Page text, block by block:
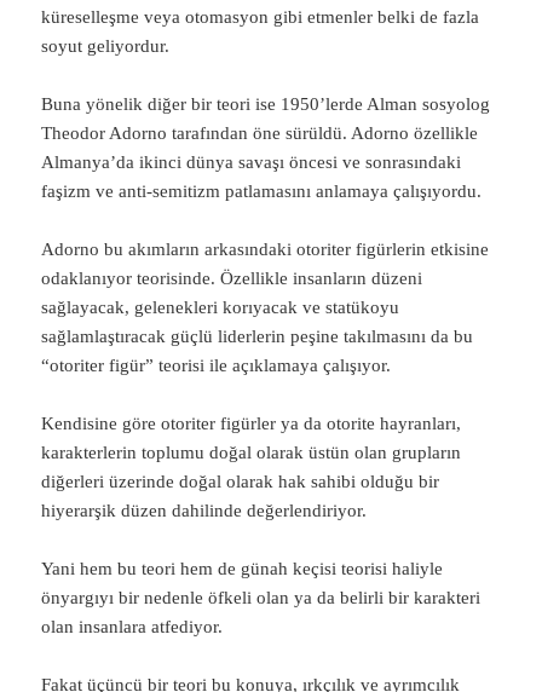
küreselleşme veya otomasyon gibi etmenler belki de fazla
soyut geliyordur.
Buna yönelik diğer bir teori ise 1950’lerde Alman sosyolog
Theodor Adorno tarafından öne sürüldü. Adorno özellikle
Almanya’da ikinci dünya savaşı öncesi ve sonrasındaki
faşizm ve anti-semitizm patlamasını anlamaya çalışıyordu.
Adorno bu akımların arkasındaki otoriter figürlerin etkisine
odaklanıyor teorisinde. Özellikle insanların düzeni
sağlayacak, gelenekleri korıyacak ve statükoyu
sağlamlaştıracak güçlü liderlerin peşine takılmasını da bu
“otoriter figür” teorisi ile açıklamaya çalışıyor.
Kendisine göre otoriter figürler ya da otorite hayranları,
karakterlerin toplumu doğal olarak üstün olan grupların
diğerleri üzerinde doğal olarak hak sahibi olduğu bir
hiyerarşik düzen dahilinde değerlendiriyor.
Yani hem bu teori hem de günah keçisi teorisi haliyle
önyargıyı bir nedenle öfkeli olan ya da belirli bir karakteri
olan insanlara atfediyor.
Fakat üçüncü bir teori bu konuya, ırkçılık ve ayrımcılık